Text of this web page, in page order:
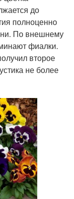
до
полноценно
По внешнему
фиалки.
второе
не более